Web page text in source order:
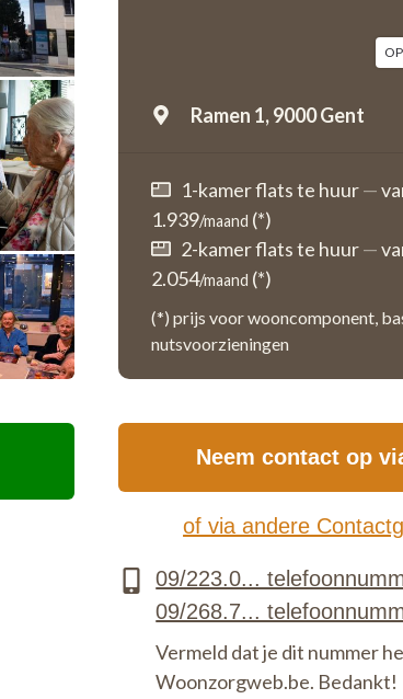
Ramen 1,9000 Gent
1-kamer flats te huur—
1.939/maand (*)
2-kamer flats te huur—
2.054/maand (*)
(*) prijs voor wooncomponent,
nutsvoorzieningen
Neem contact op
of via andere
Vermeld dat je dit nummer
Woonzorgweb.be. Bedankt!